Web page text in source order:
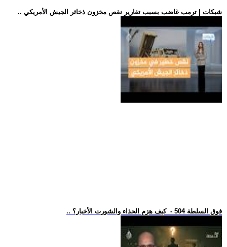
.. شبكات | ترمب غاضب بسبب تقارير نقص مخزون ذخائر الجيش الأمريكي
.. فوق السلطة 504 - كيف هزم الحذاء والشورت الأخبار؟